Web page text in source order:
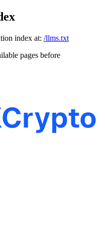
index at: /llms.txt
pages before